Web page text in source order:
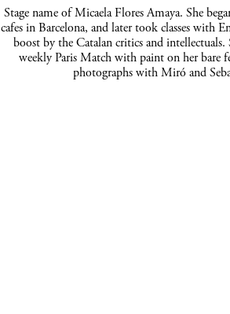
Stage name of Micaela Flores Amaya. She
cafes in Barcelona, and later took classes with
boost by the Catalan critics and
weekly Paris Match with paint on her bare
photographs with Miró and